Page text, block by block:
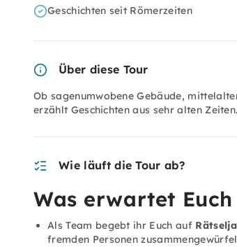
Geschichten seit Römerzeiten
Über diese Tour
Ob sagenumwobene Gebäude,
erzählt Geschichten aus sehr alten
Wie läuft die Tour ab?
Was erwartet
Als Team begebt ihr Euch auf
fremden Personen